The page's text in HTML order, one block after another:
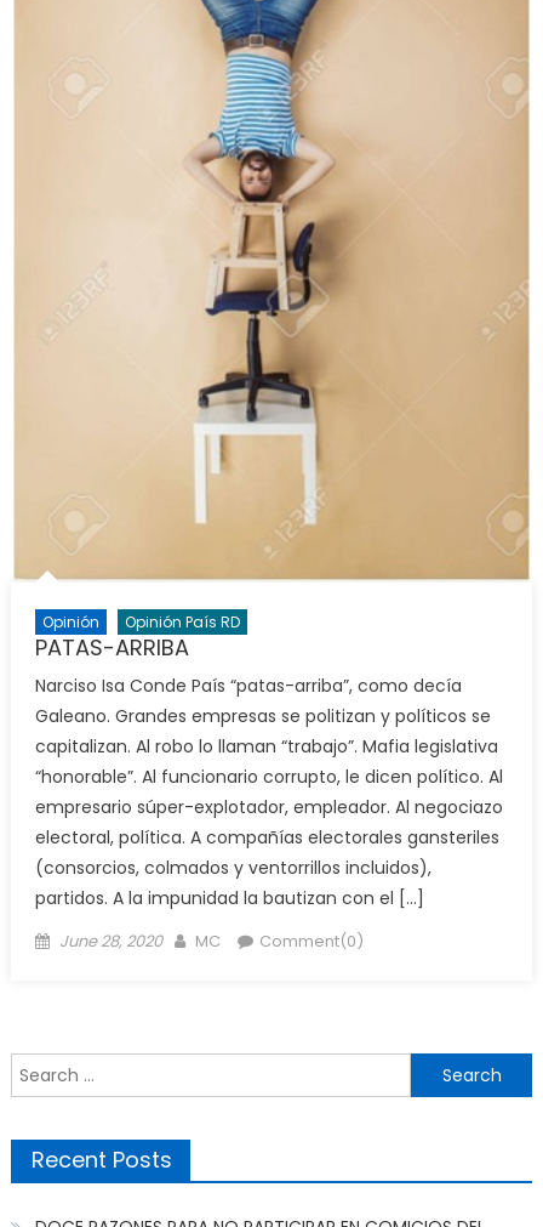
Opinión Opinión País RD
PATAS-ARRIBA
Narciso Isa Conde País “patas-arriba”, como decía
Galeano. Grandes empresas se politizan y políticos se
capitalizan. Al robo lo llaman “trabajo”. Mafia legislativa
“honorable”. Al funcionario corrupto, le dicen político. Al
empresario súper-explotador, empleador. Al negociazo
electoral, política. A compañías electorales gansteriles
(consorcios, colmados y ventorrillos incluidos),
partidos. A la impunidad la bautizan con el […]
Posted
June 28, 2020 Author
MC Comment(0)
Search
for:
Recent Posts